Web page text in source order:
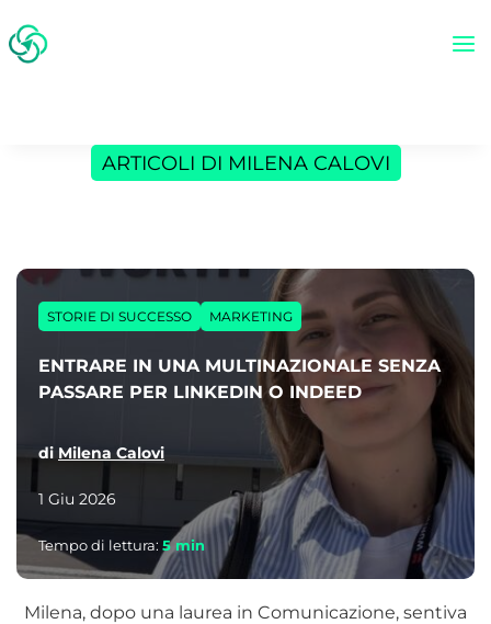
ARTICOLI DI MILENA CALOVI
STORIE DI SUCCESSO MARKETING
ENTRARE IN UNA MULTINAZIONALE SENZA
PASSARE PER LINKEDIN O INDEED
di Milena Calovi
1 Giu 2026
Tempo di lettura: 5min
Milena, dopo una laurea in Comunicazione, sentiva